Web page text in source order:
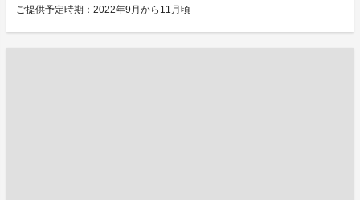
ご提供予定時期：2022年9月から11月頃